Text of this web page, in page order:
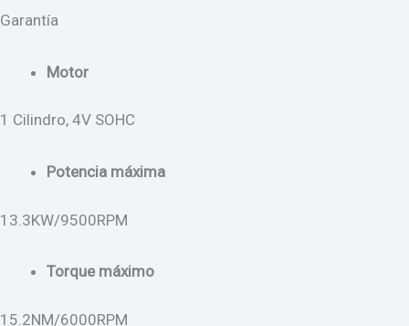
Garantía
Motor
1 Cilindro, 4V SOHC
Potencia máxima
13.3KW/9500RPM
Torque máximo
15.2NM/6000RPM